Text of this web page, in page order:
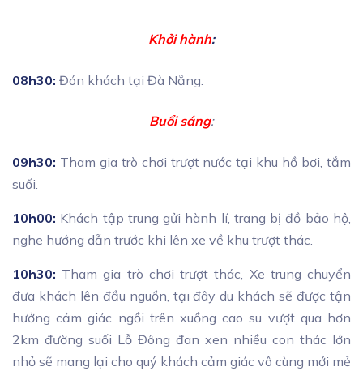
Khởi hành:
08h30: Đón khách tại Đà Nẵng.
Buổi sáng:
09h30: Tham gia trò chơi trượt nước tại khu hồ bơi, tắm
suối.
10h00: Khách tập trung gửi hành lí, trang bị đồ bảo hộ,
nghe hướng dẫn trước khi lên xe về khu trượt thác.
10h30: Tham gia trò chơi trượt thác, Xe trung chuyển
đưa khách lên đầu nguồn, tại đây du khách sẽ được tận
hưởng cảm giác ngồi trên xuồng cao su vượt qua hơn
2km đường suối Lỗ Đông đan xen nhiều con thác lớn
nhỏ sẽ mang lại cho quý khách cảm giác vô cùng mới mẻ